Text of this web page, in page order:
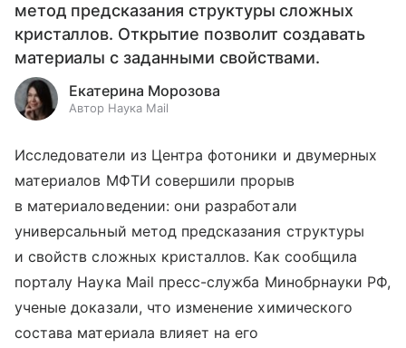
метод предсказания структуры сложных
кристаллов. Открытие позволит создавать
материалы с заданными свойствами.
Екатерина Морозова
Автор Наука Mail
Исследователи из Центра фотоники и двумерных
материалов МФТИ совершили прорыв
в материаловедении: они разработали
универсальный метод предсказания структуры
и свойств сложных кристаллов. Как сообщила
порталу Наука Mail пресс-служба Минобрнауки РФ,
ученые доказали, что изменение химического
состава материала влияет на его